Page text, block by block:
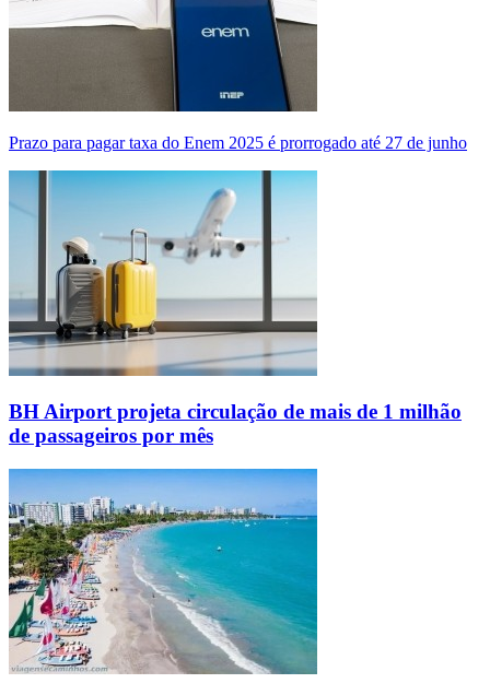
Prazo para pagar taxa do Enem 2025 é prorrogado até 27 de junho
BH Airport projeta circulação de mais de 1 milhão
de passageiros por mês